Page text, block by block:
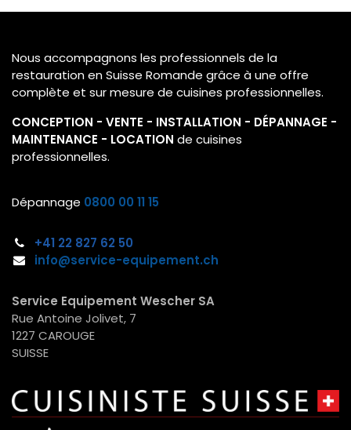
Nous accompagnons les professionnels de la
restauration en Suisse Romande grâce à une offre
complète et sur mesure de cuisines professionnelles.
CONCEPTION - VENTE - INSTALLATION - DÉPANNAGE -
MAINTENANCE - LOCATION de cuisines
professionnelles.
Dépannage 0800 00 11 15
+41 22 827 62 50
info@service-equipement.ch​
Service Equipement Wescher SA
Rue Antoine Jolivet, 7
1227 CAROUGE
SUISSE